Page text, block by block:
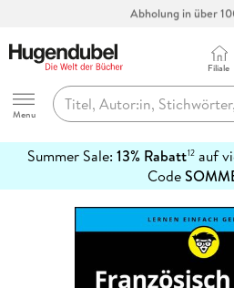
Abholung in über
Hugendubel
Menu
Filiale
Summer Sale: 13% Rabatt12auf
Code
erfahren